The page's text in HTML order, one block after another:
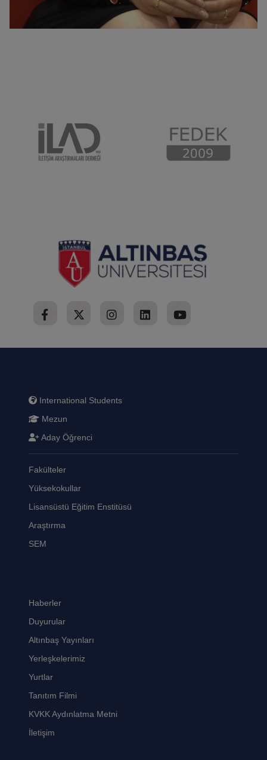
International Students
Mezun
Aday Öğrenci
Fakülteler
Yüksekokullar
Lisansüstü Eğitim Enstitüsü
Araştırma
SEM
Haberler
Duyurular
Altınbaş Yayınları
Yerleşkelerimiz
Yurtlar
Tanıtım Filmi
KVKK Aydınlatma Metni
İletişim